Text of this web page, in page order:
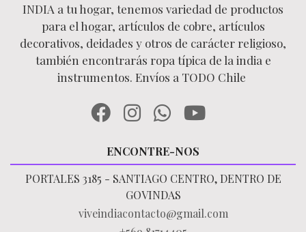
INDIA a tu hogar, tenemos variedad de productos
para el hogar, artículos de cobre, artículos
decorativos, deidades y otros de carácter religioso,
también encontrarás ropa típica de la india e
instrumentos. Envíos a TODO Chile
ENCONTRE-NOS
PORTALES 3185 - SANTIAGO CENTRO, DENTRO DE
GOVINDAS
viveindiacontacto@gmail.com